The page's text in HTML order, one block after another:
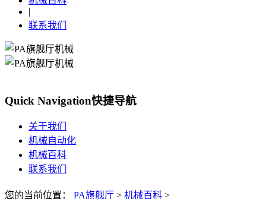
|
联系我们
Quick Navigation快捷导航
关于我们
机械自动化
机械百科
联系我们
您的当前位置： PA旗舰厅 > 机械百科 >